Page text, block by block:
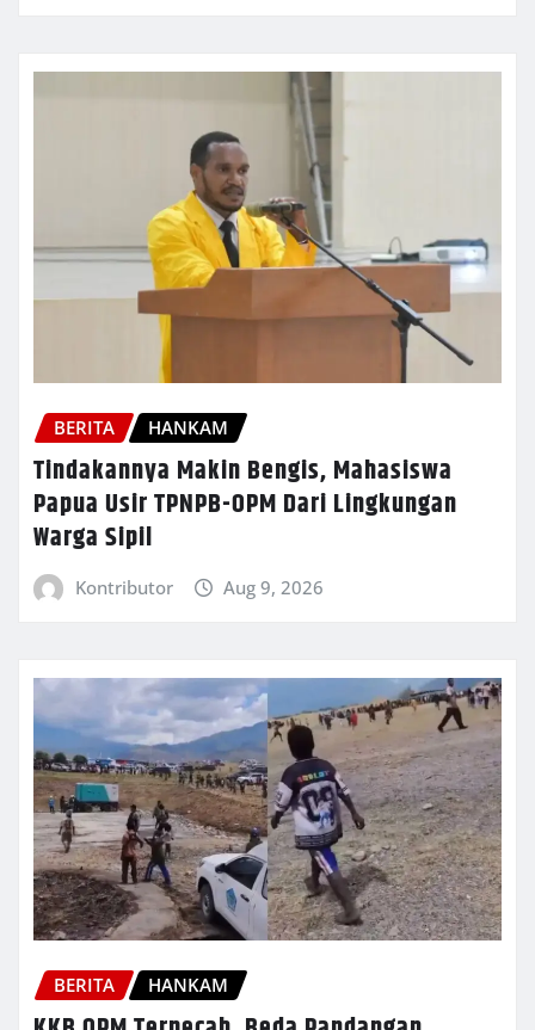
BERITA HANKAM
Tindakannya Makin Bengis, Mahasiswa
Papua Usir TPNPB-OPM Dari Lingkungan
Warga Sipil
Kontributor Aug 9, 2026
BERITA HANKAM